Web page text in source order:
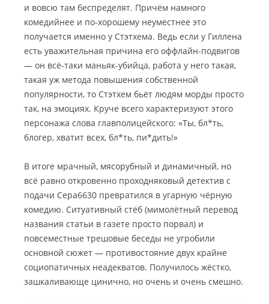
и вовсю там беспределят. Причём намного
комедийнее и по-хорошему неуместнее это
получается именно у Стэтхема. Ведь если у Гиллена
есть уважительная причина его оффлайн-подвигов
— он всё-таки маньяк-убийца, работа у него такая,
такая уж метода повышения собственной
популярности, то Стэтхем бьёт людям морды просто
так, на эмоциях. Круче всего характеризуют этого
персонажа слова главполицейского: «Ты, бл*ть,
блогер, хватит всех, бл*ть, пи*дить!»
В итоге мрачный, мясорубный и динамичный, но
всё равно откровенно проходняковый детектив с
подачи Сера6630 превратился в угарную чёрную
комедию. Ситуативный стёб (мимолётный перевод
названия статьи в газете просто порвал) и
повсеместные трешовые беседы не угробили
основной сюжет — противостояние двух крайне
социопатичных неадекватов. Получилось жёстко,
зашкаливающе цинично, но очень и очень смешно.